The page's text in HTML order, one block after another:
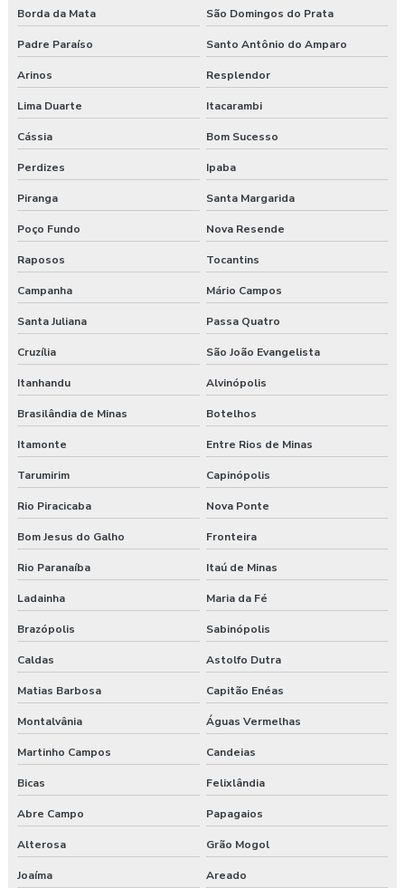
Borda da Mata São Domingos do Prata
Padre Paraíso Santo Antônio do Amparo
Arinos Resplendor
Lima Duarte Itacarambi
Cássia Bom Sucesso
Perdizes Ipaba
Piranga Santa Margarida
Poço Fundo Nova Resende
Raposos Tocantins
Campanha Mário Campos
Santa Juliana Passa Quatro
Cruzília São João Evangelista
Itanhandu Alvinópolis
Brasilândia de Minas Botelhos
Itamonte Entre Rios de Minas
Tarumirim Capinópolis
Rio Piracicaba Nova Ponte
Bom Jesus do Galho Fronteira
Rio Paranaíba Itaú de Minas
Ladainha Maria da Fé
Brazópolis Sabinópolis
Caldas Astolfo Dutra
Matias Barbosa Capitão Enéas
Montalvânia Águas Vermelhas
Martinho Campos Candeias
Bicas Felixlândia
Abre Campo Papagaios
Alterosa Grão Mogol
Joaíma Areado